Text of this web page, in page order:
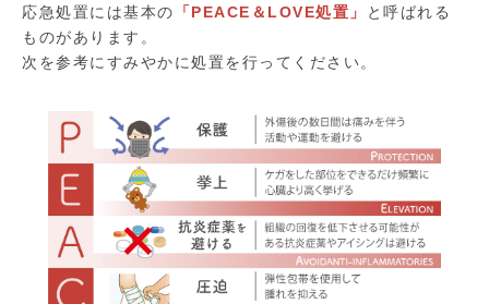
応急処置には基本の 「PEACE＆LOVE処置」
と呼ばれる
ものがあります。
次を参考にすみやかに処置を行ってください。